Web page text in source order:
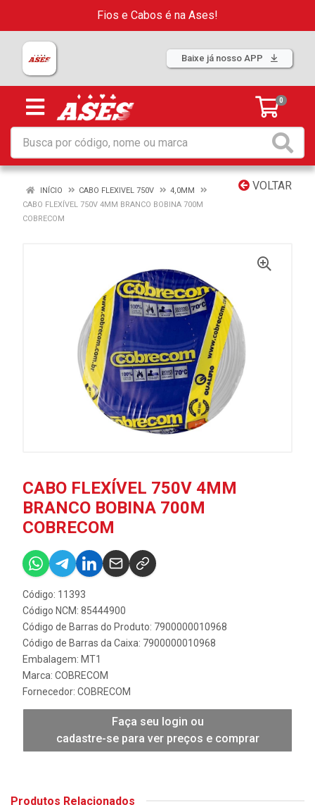
Fios e Cabos é na Ases!
Baixe já nosso APP
0
VOLTAR
INÍCIO CABO FLEXIVEL 750V
4,0MM
CABO FLEXÍVEL 750V 4MM BRANCO BOBINA 700M
COBRECOM
CABO FLEXÍVEL 750V 4MM
BRANCO BOBINA 700M
COBRECOM
Código: 11393
Código NCM: 85444900
Código de Barras do Produto: 7900000010968
Código de Barras da Caixa: 7900000010968
Embalagem: MT1
Marca: COBRECOM
Fornecedor: COBRECOM
Faça seu login ou
cadastre-se para ver preços e comprar
Produtos Relacionados